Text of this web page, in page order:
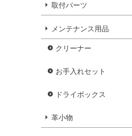
取付パーツ
メンテナンス用品
クリーナー
お手入れセット
ドライボックス
革小物